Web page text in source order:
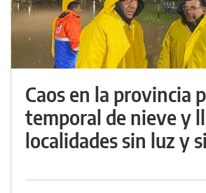
Caos en la provincia
temporal de nieve y
localidades sin luz y